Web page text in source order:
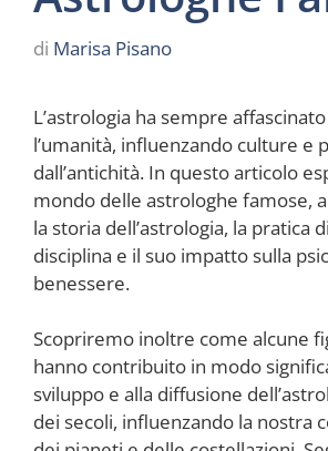
di Marisa Pisano
L’astrologia ha sempre
l’umanità, influenzando culture e
dall’antichità. In questo articolo
mondo delle astrologhe famose,
la storia dell’astrologia, la pratica
disciplina e il suo impatto sulla
benessere.
Scopriremo inoltre come alcune
hanno contribuito in modo
sviluppo e alla diffusione
dei secoli, influenzando la nostra